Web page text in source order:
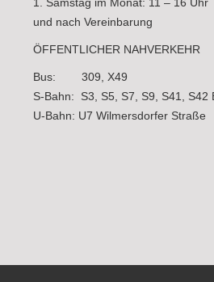
1. Samstag im Monat: 11 – 16 Uhr
und nach Vereinbarung
ÖFFENTLICHER NAHVERKEHR
Bus: 309, X49
S-Bahn: S3, S5, S7, S9, S41, S42
U-Bahn: U7 Wilmersdorfer Straße